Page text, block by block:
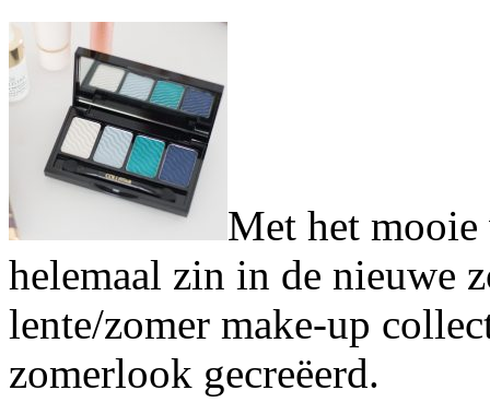
Met het
helemaal zin in de nieuwe
lente/zomer make-up
zomerlook gecreëerd.